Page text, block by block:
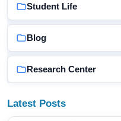
Student Life
Blog
Research Center
Latest Posts